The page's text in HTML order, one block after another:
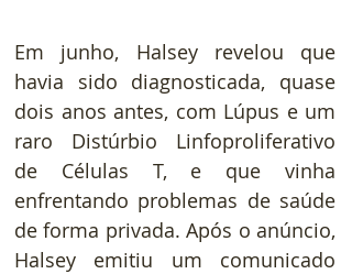
Em junho, Halsey revelou que
havia sido diagnosticada, quase
dois anos antes, com Lúpus e um
raro Distúrbio Linfoproliferativo
de Células T, e que vinha
enfrentando problemas de saúde
de forma privada. Após o anúncio,
Halsey emitiu um comunicado